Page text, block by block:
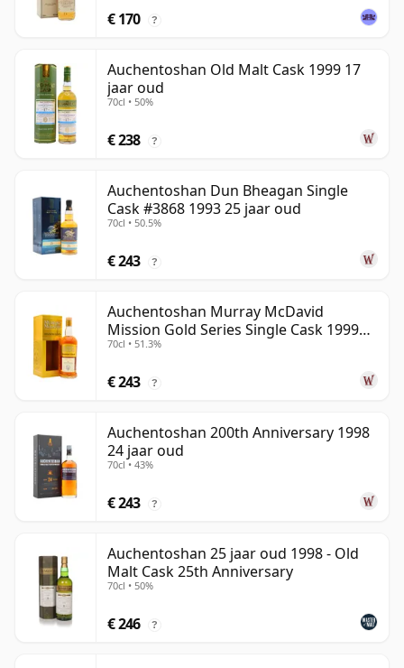
€ 170 ?
Auchentoshan Old Malt Cask 1999 17
jaar oud
70cl • 50%
€ 238 ?
Auchentoshan Dun Bheagan Single
Cask #3868 1993 25 jaar oud
70cl • 50.5%
€ 243 ?
Auchentoshan Murray McDavid
Mission Gold Series Single Cask 1999
24 jaar oud
70cl • 51.3%
€ 243 ?
Auchentoshan 200th Anniversary 1998
24 jaar oud
70cl • 43%
€ 243 ?
Auchentoshan 25 jaar oud 1998 - Old
Malt Cask 25th Anniversary
70cl • 50%
€ 246 ?